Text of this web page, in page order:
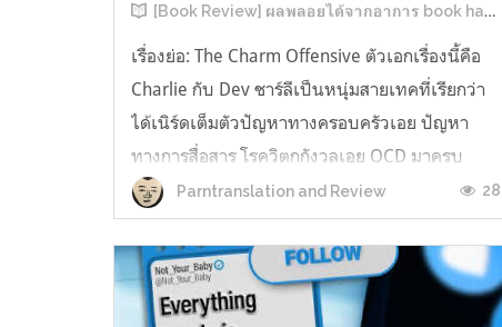
[Book Review] ผลพลอยได้จากอาการ book hangover หลังอ่านสารพัน MM Romance
เรื่องย่อ: The Charm Offensive ตัวเอกเรื่องนี้คือ
Charlie กับ Dev ชาร์ลีเป็นหนุ่มสายเทคที่เรียกว่า
ได้เนิร์ดเต็มตัวปัญหาทางครอบครัวเอย ปัญหา
ทางการสื่อสาร โรควิตกกังวลเอย OCD มาครบ
เรียกได้ว่าครบองค์ประกอบความโอตะ เขาทั้งไม่
เชื่อในรักแท้ ไม่เคยมีความสัมพันธ์ในเชิงโรแมนติก
กับใคร หรืออาจเรียกว่าไม่เคยรู...
Parntranslation and Review 28